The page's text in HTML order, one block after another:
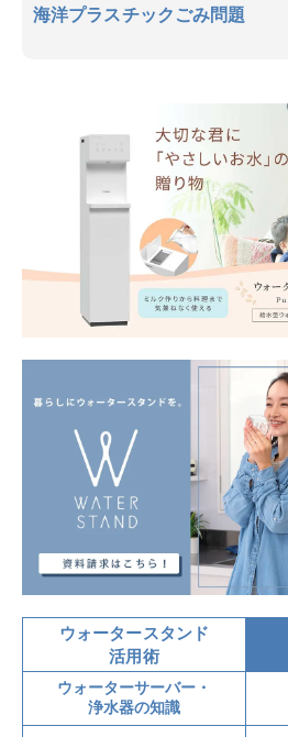
海洋プラスチックごみ問題
ウォータースタンド
活用術
ウォーターサーバー・
浄水器の知識